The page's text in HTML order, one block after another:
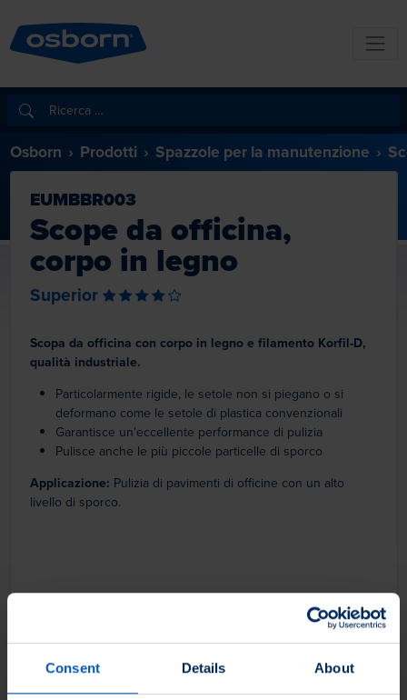
Consent Details About
Osborn Prodotti Spazzole per la manutenzione
EUMBBR003
Scope da officina,
corpo in legno
Superior
Scopa da officina con corpo in legno e filamento Korfil-D,
qualità industriale.
Particolarmente rigide, le setole non si piegano o si
deformano come le setole di plastica convenzionali
Garantisce un'eccellente performance di pulizia
Pulisce anche le più piccole particelle di sporco
Applicazione: Pulizia di pavimenti di officine con un alto
livello di sporco.